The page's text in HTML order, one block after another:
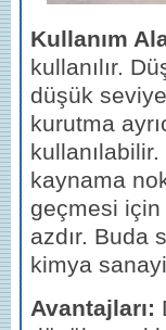
Kullanım
kullanılır.
düşük
kurutma
kaynama
geçmesi için
azdır. Buda
kimya
Avantajları: